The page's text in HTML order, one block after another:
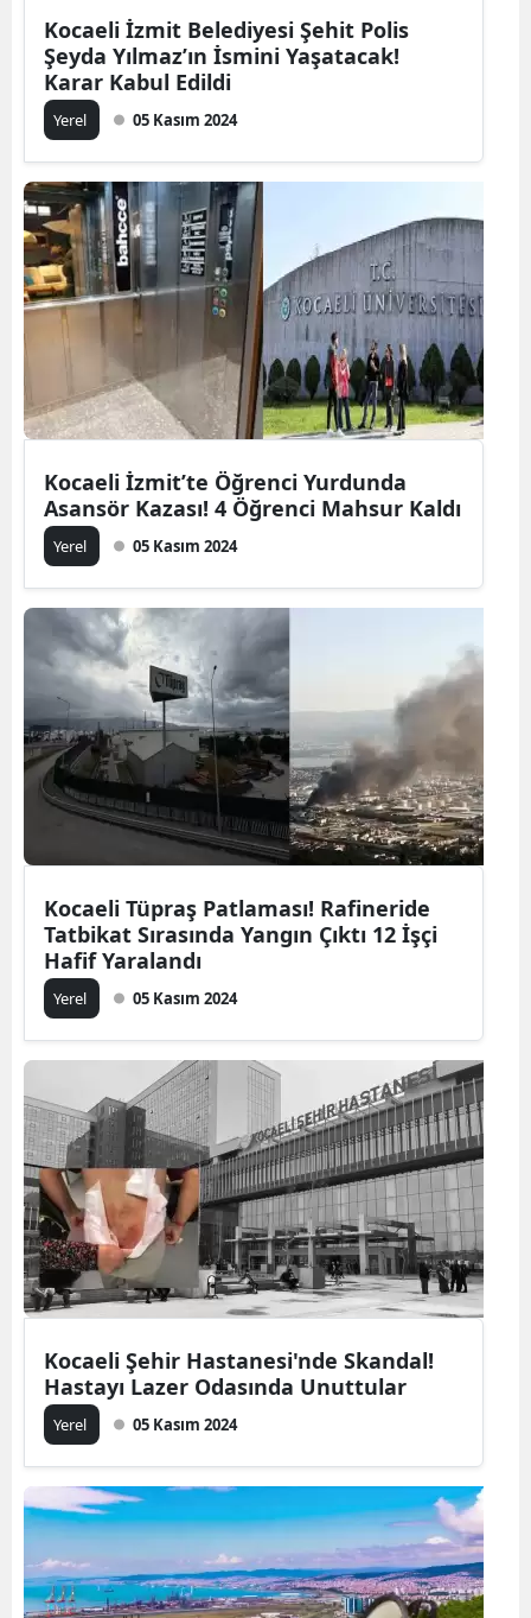
Kocaeli İzmit Belediyesi Şehit Polis
Şeyda Yılmaz’ın İsmini Yaşatacak!
Karar Kabul Edildi
Yerel 05 Kasım 2024
Kocaeli İzmit’te Öğrenci Yurdunda
Asansör Kazası! 4 Öğrenci Mahsur Kaldı
Yerel 05 Kasım 2024
Kocaeli Tüpraş Patlaması! Rafineride
Tatbikat Sırasında Yangın Çıktı 12 İşçi
Hafif Yaralandı
Yerel 05 Kasım 2024
Kocaeli Şehir Hastanesi'nde Skandal!
Hastayı Lazer Odasında Unuttular
Yerel 05 Kasım 2024